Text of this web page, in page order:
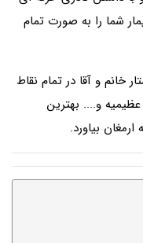
شما را به صورت تمام
خانم و آقا در تمام نقاط
و.... بهترین
بیاورد.